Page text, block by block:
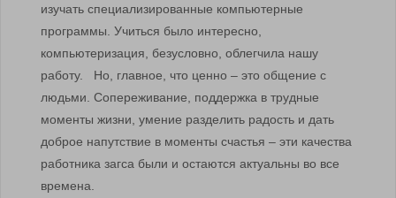
изучать специализированные компьютерные
программы. Учиться было интересно,
компьютеризация, безусловно, облегчила нашу
работу. Но, главное, что ценно – это общение с
людьми. Сопереживание, поддержка в трудные
моменты жизни, умение разделить радость и дать
доброе напутствие в моменты счастья – эти качества
работника загса были и остаются актуальны во все
времена.